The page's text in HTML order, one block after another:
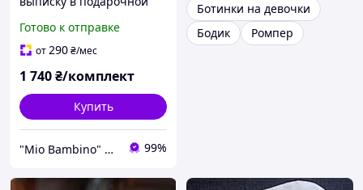
новорожденных
Берберри
Готово к отправке
от290₴/мес
1 740₴/комплект
Купить
"Mio Bambino" магазин детской брендовой одежды 99%
Ботинки на девочки
Бодик
Ромпер